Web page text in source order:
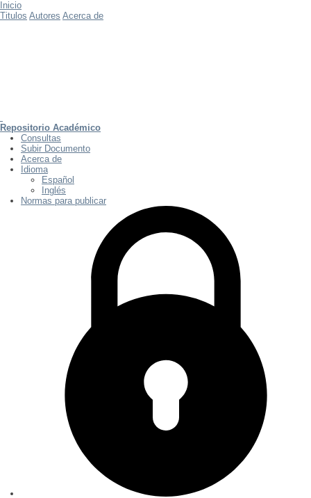
Inicio
Titulos Autores Acerca de
Repositorio Académico
Consultas
Subir Documento
Acerca de
Idioma
Español
Inglés
Normas para publicar